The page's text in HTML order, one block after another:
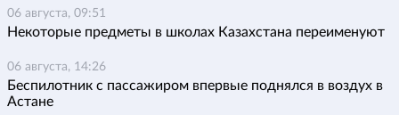
06 августа, 09:51
Некоторые предметы в школах Казахстана переименуют
06 августа, 14:26
Беспилотник с пассажиром впервые поднялся в воздух в
Астане